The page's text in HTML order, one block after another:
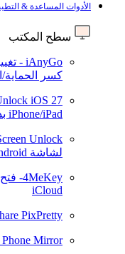
الأدوات المساعدة &
سطح المكتب
iAnyGo - تغيير موقع GPS
كسر
iOS 27
iPhone/iPad بدون رمز المرور
Unlock
لشاشة Android و FRP
4MeKey- فتح قفل التنشيط للآيفون
iCloud
PixPretty
Phone Mirror